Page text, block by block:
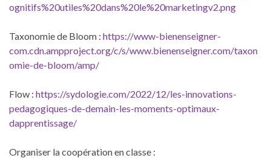
ognitifs%20utiles%20dans%20le%20marketingv2.png
Taxonomie de Bloom : https://www-bienenseigner-
com.cdn.ampproject.org/c/s/www.bienenseigner.com/taxon
omie-de-bloom/amp/
Flow : https://sydologie.com/2022/12/les-innovations-
pedagogiques-de-demain-les-moments-optimaux-
dapprentissage/
Organiser la coopération en classe :